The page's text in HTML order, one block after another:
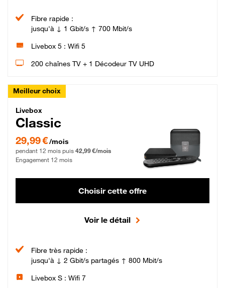
Fibre rapide :
jusqu'à ↓ 1 Gbit/s ↑ 700 Mbit/s
Livebox 5 : Wifi 5
200 chaînes TV + 1 Décodeur TV UHD
Meilleur choix
Livebox Classic Fibre
Livebox
Classic
29,99 € par mois pendant 12 mois puis 42,99 € par mois, Engagement 12 mois
29,99 €/mois
pendant 12 mois puis 42,99 €/mois
Engagement 12 mois
Choisir cette offre
Voir le détail
Fibre très rapide :
jusqu'à ↓ 2 Gbit/s partagés ↑ 800 Mbit/s
Livebox S : Wifi 7